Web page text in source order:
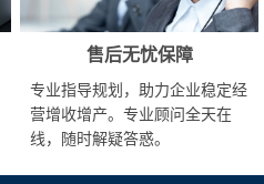
售后无忧保障
专业指导规划，助力企业稳定经
营增收增产。专业顾问全天在
线，随时解疑答惑。